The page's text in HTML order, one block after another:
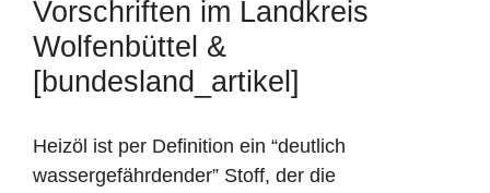
Vorschriften im Landkreis
Wolfenbüttel &
[bundesland_artikel]
Heizöl ist per Definition ein “deutlich
wassergefährdender” Stoff, der die